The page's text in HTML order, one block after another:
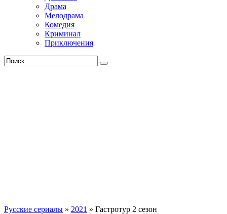
Драма
Мелодрама
Комедия
Криминал
Приключения
Русские сериалы » 2021 » Гастротур 2 сезон